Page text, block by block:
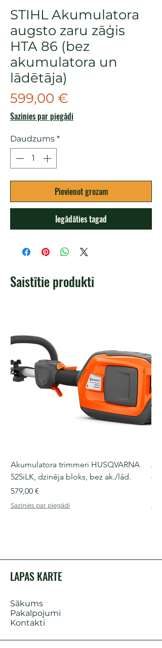
STIHL Akumulatora
augsto zaru zāģis
HTA 86 (bez
akumulatora un
lādētāja)
599,00 €
Sazinies par piegādi
Daudzums *
Pievienot grozam
Iegādāties tagad
Saistītie produkti
Akumulatora trimmeri HUSQVARNA
525iLK, dzinēja bloks, bez ak./lād.
Cena
579,00 €
Sazinies par piegādi
LAPAS KARTE
Sākums
Pakalpojumi
Kontakti